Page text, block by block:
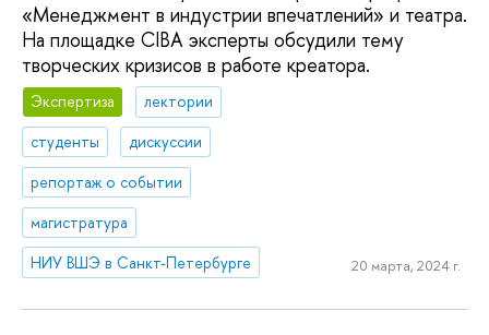
«Менеджмент в индустрии впечатлений» и театра.
На площадке CIBA эксперты обсудили тему
творческих кризисов в работе креатора.
Экспертиза
лектории
студенты
дискуссии
репортаж о событии
магистратура
НИУ ВШЭ в Санкт-Петербурге
20 марта, 2024 г.